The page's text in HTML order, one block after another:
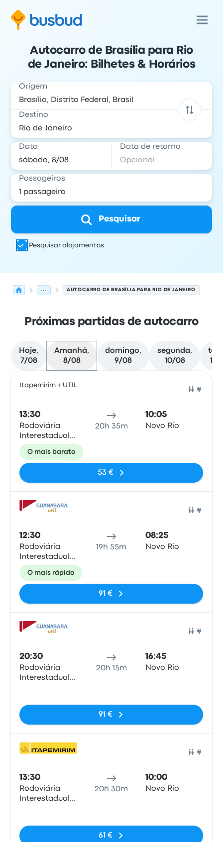
Autocarro de Brasília para Rio
de Janeiro: Bilhetes & Horários
Origem
Destino
Data Data de retorno
Passageiros
Pesquisar
Pesquisar alojamentos
... AUTOCARRO DE BRASÍLIA PARA RIO DE JANEIRO
Próximas partidas de autocarro
Hoje,
7/08
Amanhã,
8/08
domingo,
9/08
segunda,
10/08
11/
Itapemirim + UTIL
13:30
Rodoviária
Interestadual
de Brasília
20h 35m
10:05
Novo Rio
O mais barato
53 €
12:30
Rodoviária
Interestadual
de Brasília
19h 55m
08:25
Novo Rio
O mais rápido
91 €
20:30
Rodoviária
Interestadual
20h 15m
16:45
Novo Rio
91 €
13:30
Rodoviária
Interestadual
20h 30m
10:00
Novo Rio
61 €